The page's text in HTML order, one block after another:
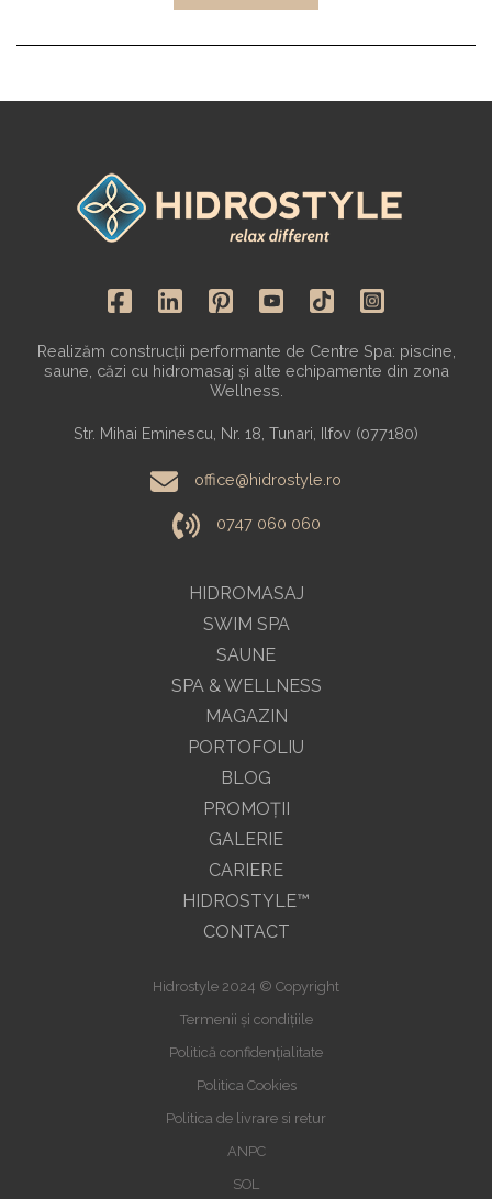
HIDROMASAJ
SWIM SPA
SAUNE
SPA & WELLNESS
MAGAZIN
Realizăm construcții performante de Centre Spa: piscine,
saune, căzi cu hidromasaj și alte echipamente din zona
Wellness.
Str. Mihai Eminescu, Nr. 18, Tunari, Ilfov (077180)
office@hidrostyle.ro
0747 060 060
PORTOFOLIU
BLOG
PROMOŢII
GALERIE
CARIERE
HIDROSTYLE™
CONTACT
Hidrostyle 2024 © Copyright
Termenii și condițiile
Politică confidențialitate
Politica Cookies
Politica de livrare si retur
ANPC
SOL